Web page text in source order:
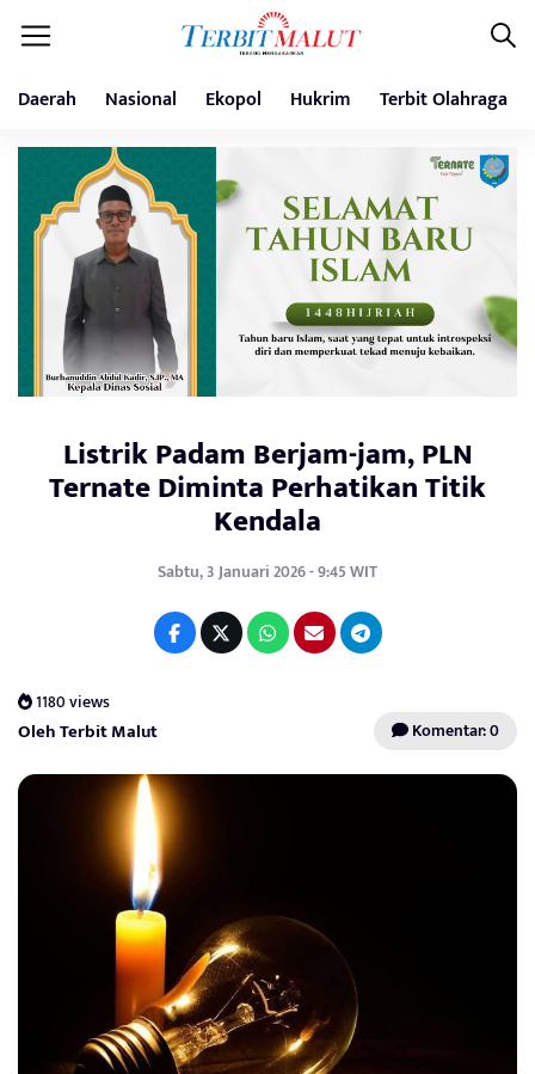
Daerah Nasional Ekopol Hukrim Terbit Olahraga
Listrik Padam Berjam-jam, PLN
Ternate Diminta Perhatikan Titik
Kendala
Sabtu, 3 Januari 2026 - 9:45 WIT
1180 views
Oleh Terbit Malut Komentar: 0